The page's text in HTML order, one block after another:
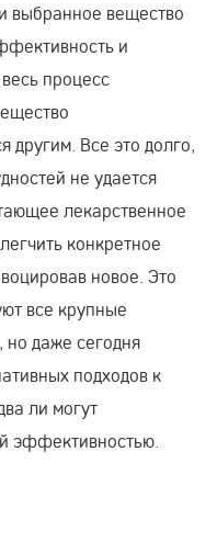
выбранное вещество
и
процесс
другим. Все это долго,
не удается
лекарственное
конкретное
новое. Это
все крупные
даже сегодня
подходов к
ли могут
эффективностью.